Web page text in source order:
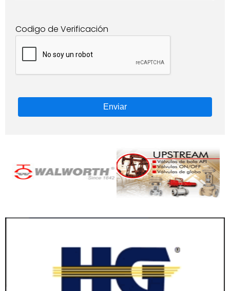
Codigo de Verificación
Enviar